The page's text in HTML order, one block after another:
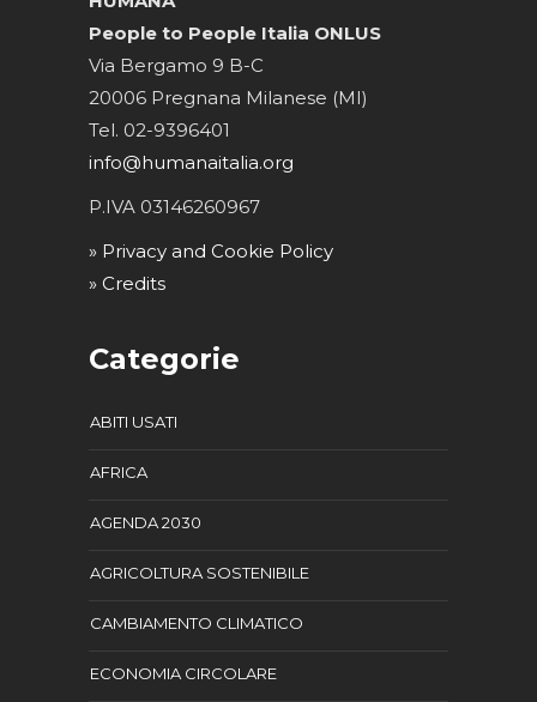
People to People Italia ONLUS
Via Bergamo 9 B-C
20006 Pregnana Milanese (MI)
Tel. 02-9396401
info@humanaitalia.org
P.IVA 03146260967
» Privacy and Cookie Policy
» Credits
Categorie
ABITI USATI
AFRICA
AGENDA 2030
AGRICOLTURA SOSTENIBILE
CAMBIAMENTO CLIMATICO
ECONOMIA CIRCOLARE